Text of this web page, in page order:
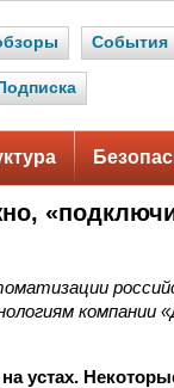
События
Подписка
компании
устах.